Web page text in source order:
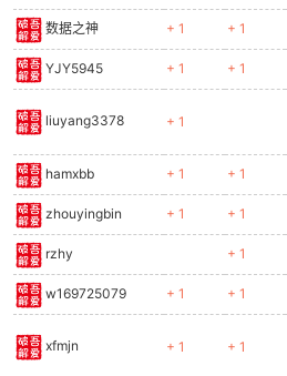
数据之神 + 1 + 1
YJY5945 + 1 + 1
liuyang3378 + 1
hamxbb + 1 + 1
zhouyingbin + 1 + 1
rzhy + 1
w169725079 + 1 + 1
xfmjn + 1 + 1